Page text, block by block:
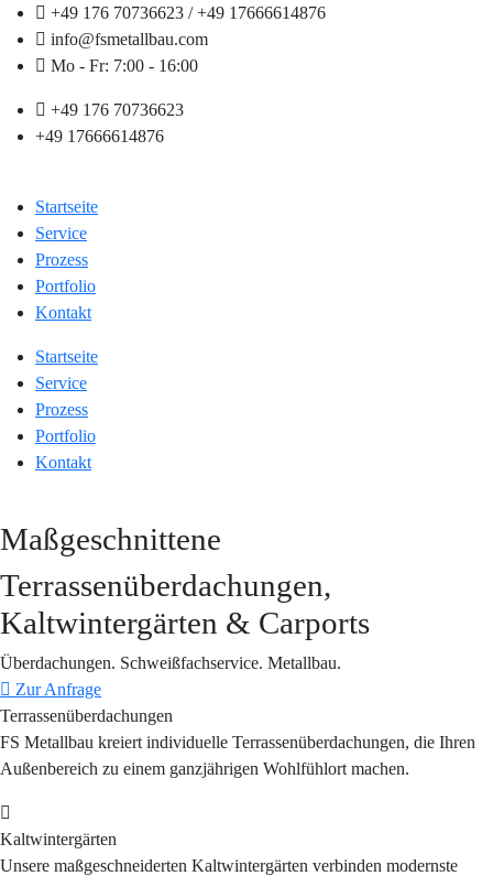
+49 176 70736623 / +49 17666614876
info@fsmetallbau.com
Mo - Fr: 7:00 - 16:00
+49 176 70736623
+49 17666614876
Startseite
Service
Prozess
Portfolio
Kontakt
Startseite
Service
Prozess
Portfolio
Kontakt
Maßgeschnittene
Terrassenüberdachungen,
Kaltwintergärten & Carports
Überdachungen. Schweißfachservice. Metallbau.
Zur Anfrage
Terrassenüberdachungen
FS Metallbau kreiert individuelle Terrassenüberdachungen, die Ihren
Außenbereich zu einem ganzjährigen Wohlfühlort machen.
Kaltwintergärten
Unsere maßgeschneiderten Kaltwintergärten verbinden modernste